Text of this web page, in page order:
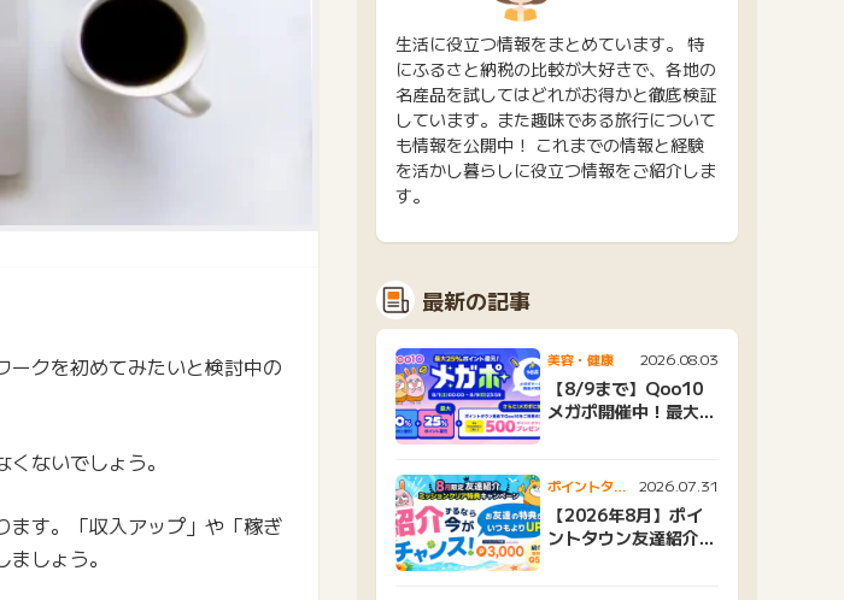
ークを初めてみたいと検討中の
ないでしょう。
ます。「収入アップ」や「稼ぎ
しょう。
生活に役立つ情報をまとめています。 特
にふるさと納税の比較が大好きで、各地の
名産品を試してはどれがお得かと徹底検証
しています。また趣味である旅行について
も情報を公開中！ これまでの情報と経験
を活かし暮らしに役立つ情報をご紹介しま
す。
最新の記事
美容・健康 2026.08.03
【8/9まで】Qoo10
メガポ開催中！最大
ポイントタウ
ンニュース
2026.07.31
【2026年8月】ポイ
ントタウン友達紹介キ